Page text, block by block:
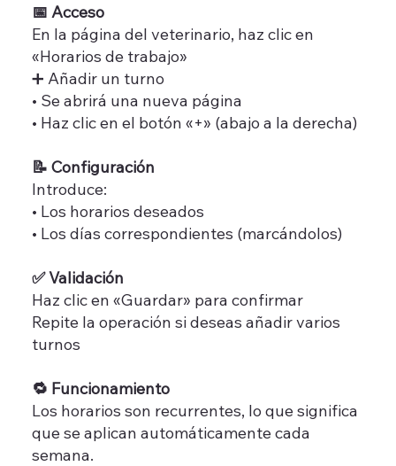
📅 Acceso
En la página del veterinario, haz clic en
«Horarios de trabajo»
➕ Añadir un turno
• Se abrirá una nueva página
• Haz clic en el botón «+» (abajo a la derecha)
📝 Configuración
Introduce:
• Los horarios deseados
• Los días correspondientes (marcándolos)
✅ Validación
Haz clic en «Guardar» para confirmar
Repite la operación si deseas añadir varios
turnos
🔁 Funcionamiento
Los horarios son recurrentes, lo que significa
que se aplican automáticamente cada
semana.